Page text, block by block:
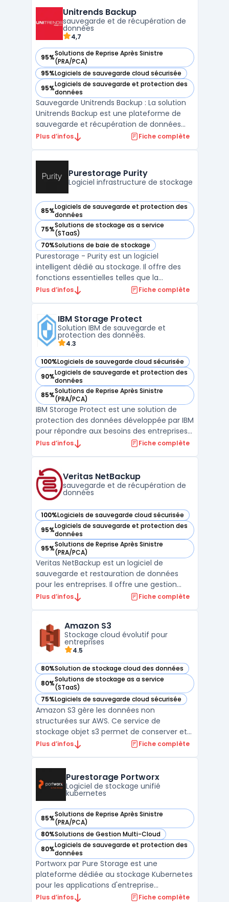
protection continue, Zerto offre une
disponibilité constante des appl ...
Unitrends Backup
sauvegarde et de récupération de
données
4,7
95%Solutions de Reprise Après Sinistre
(PRA/PCA)
— voir Unitrends Backup dans cette catégorie
95%Logiciels de sauvegarde cloud sécurisée
— voir Unitrends Backup dans cette catégorie
95%Logiciels de sauvegarde et protection des
données
— voir Unitrends Backup dans cette catégorie
Sauvegarde Unitrends Backup : La solution
Unitrends Backup est une plateforme de
sauvegarde et récupération de données
complète et fiable. Elle s'adresse aux
solution offre une protection complète des
données avec une re ...
Plus d’infos Fiche complète
Purestorage Purity
Logiciel infrastructure de stockage
85%Logiciels de sauvegarde et protection des
données
— voir Purestorage Purity dans cette catégorie
75%Solutions de stockage as a service
(STaaS)
— voir Purestorage Purity dans cette catégorie
70%Solutions de baie de stockage
— voir Purestorage Purity dans cette catégorie
Purestorage - Purity est un logiciel
intelligent dédié au stockage. Il offre des
fonctions essentielles telles que la
protection des données, la déduplication, la
caractère évolutif, sa facilité d'utilisation et
sa ...
Plus d’infos Fiche complète
IBM Storage Protect
Solution IBM de sauvegarde et
protection des données.
4.3
100%Logiciels de sauvegarde cloud sécurisée
— voir IBM Storage Protect dans cette catégorie
90%Logiciels de sauvegarde et protection des
données
— voir IBM Storage Protect dans cette catégorie
85%Solutions de Reprise Après Sinistre
(PRA/PCA)
— voir IBM Storage Protect dans cette catégorie
IBM Storage Protect est une solution de
protection des données développée par IBM
pour répondre aux besoins des entreprises
en matière de sauvegarde, de récupération
les tâches critiques de sauvegarde des
données, garantissant a ...
Plus d’infos Fiche complète
Veritas NetBackup
sauvegarde et de récupération de
données
100%Logiciels de sauvegarde cloud sécurisée
— voir Veritas NetBackup dans cette catégorie
95%Logiciels de sauvegarde et protection des
données
— voir Veritas NetBackup dans cette catégorie
95%Solutions de Reprise Après Sinistre
(PRA/PCA)
— voir Veritas NetBackup dans cette catégorie
Veritas NetBackup est un logiciel de
sauvegarde et restauration de données
pour les entreprises. Il offre une gestion
centralisée pour tous les types
duplication de données, les sauvegardes
peuvent être effectuées sur ...
Plus d’infos Fiche complète
Amazon S3
Stockage cloud évolutif pour
entreprises
4.5
80%Solution de stockage cloud des données
— voir Amazon S3 dans cette catégorie
80%Solutions de stockage as a service
(STaaS)
— voir Amazon S3 dans cette catégorie
75%Logiciels de sauvegarde cloud sécurisée
— voir Amazon S3 dans cette catégorie
Amazon S3 gère les données non
structurées sur AWS. Ce service de
stockage objet s3 permet de conserver et
récupérer tout volume de fichiers. Les
conception garantit une durabilité élevée,
répondant aux besoins infor ...
Plus d’infos Fiche complète
Purestorage Portworx
Logiciel de stockage unifié
kubernetes
85%Solutions de Reprise Après Sinistre
(PRA/PCA)
— voir Purestorage Portworx dans cette catégorie
80%Solutions de Gestion Multi-Cloud
— voir Purestorage Portworx dans cette catégorie
80%Logiciels de sauvegarde et protection des
données
— voir Purestorage Portworx dans cette catégorie
Portworx par Pure Storage est une
plateforme dédiée au stockage Kubernetes
pour les applications d'entreprise
modernes. Elle offre la possibilité d'exécuter
Plus d’infos Fiche complète